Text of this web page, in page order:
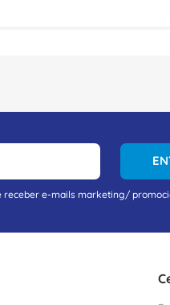
receber e-mails marketing/